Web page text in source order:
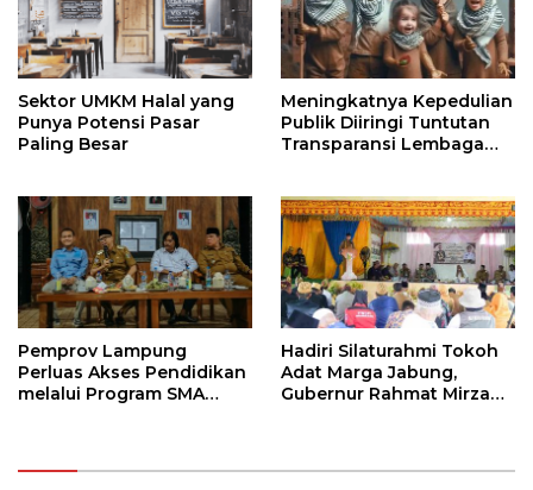
Sektor UMKM Halal yang
Punya Potensi Pasar
Paling Besar
Meningkatnya Kepedulian
Publik Diiringi Tuntutan
Transparansi Lembaga
Pemprov Lampung
Perluas Akses Pendidikan
melalui Program SMA
Hadiri Silaturahmi Tokoh
Adat Marga Jabung,
Gubernur Rahmat Mirzani
Penguatan Budaya dan